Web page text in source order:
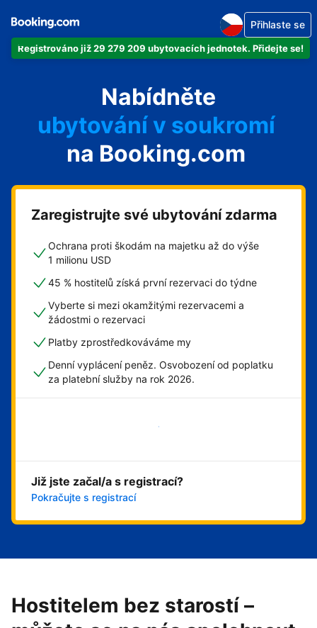
Registrováno již 29 279 209 ubytovacích jednotek. Přidejte se!
Přihlaste se
Nabídněte
svůj byt
svůj hotel
ubytování v soukromí
svůj penzion
svou chatu
na Booking.com
Zaregistrujte své ubytování zdarma
Ochrana proti škodám na majetku až do výše
1 milionu USD
45 % hostitelů získá první rezervaci do týdne
Vyberte si mezi okamžitými rezervacemi a
žádostmi o rezervaci
Platby zprostředkováváme my
Denní vyplácení peněz. Osvobození od poplatku
za platební služby na rok 2026.
Začít hned
Již jste začal/a s registrací?
Pokračujte s registrací
Hostitelem bez starostí –